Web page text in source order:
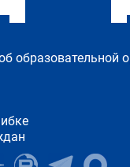
образовательной